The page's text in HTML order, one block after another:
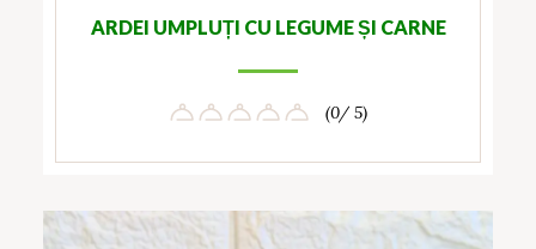
ARDEI UMPLUȚI CU LEGUME ȘI CARNE
(0/ 5)